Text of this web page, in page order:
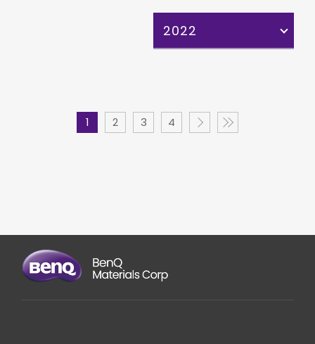
2022
1 2 3 4